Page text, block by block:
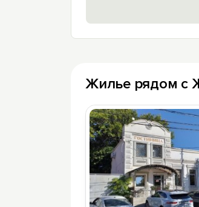
Жилье рядом с